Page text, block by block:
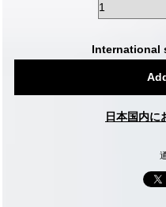
International
日本国内に